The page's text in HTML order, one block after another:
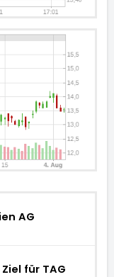
AG
für TAG